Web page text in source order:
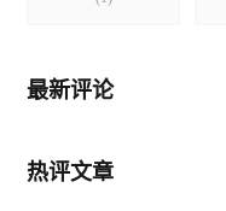
最新评论
热评文章